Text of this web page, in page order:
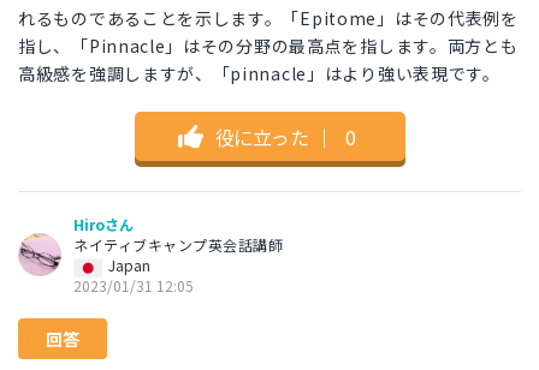
れるものであることを示します。「Epitome」はその代表例を
指し、「Pinnacle」はその分野の最高点を指します。両方とも
高級感を強調しますが、「pinnacle」はより強い表現です。
役に立った ｜ 0
Hiroさん
ネイティブキャンプ英会話講師
Japan
2023/01/31 12:05
回答